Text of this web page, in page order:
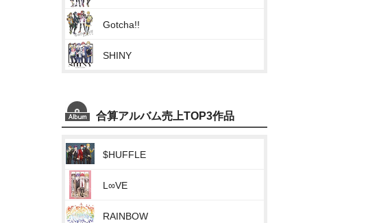
Gotcha!!
SHINY
合算アルバム売上TOP3作品
$HUFFLE
L∞VE
RAINBOW